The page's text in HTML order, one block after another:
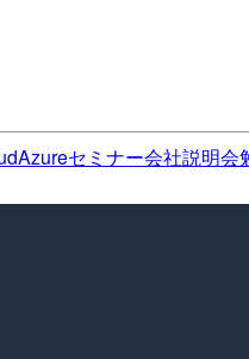
Azureセミナー会社説明会